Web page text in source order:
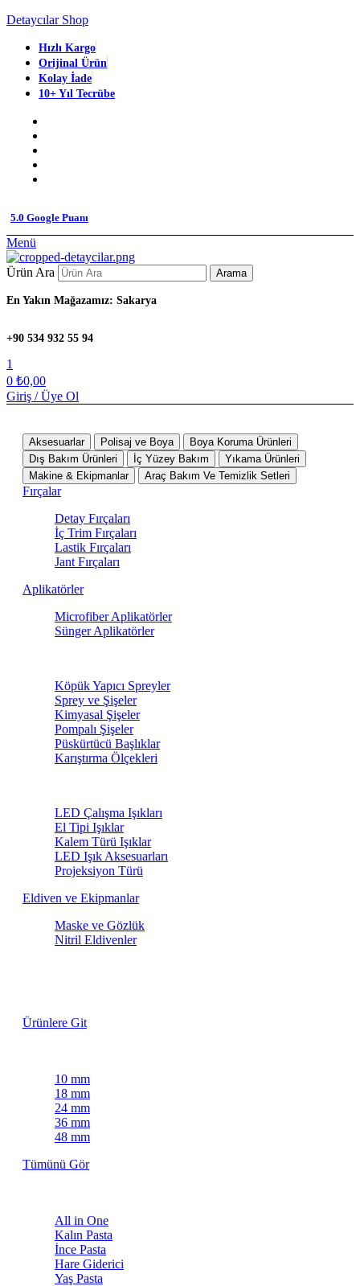
Detaycılar Shop
Hızlı Kargo
Orijinal Ürün
Kolay İade
10+ Yıl Tecrübe
5.0 Google Puanı
Menü
Ürün Ara Arama
En Yakın Mağazamız: Sakarya
+90 534 932 55 94
1
0 ₺0,00
Giriş / Üye Ol
Aksesuarlar Polisaj ve Boya
Boya Koruma Ürünleri
Dış Bakım Ürünleri
İç Yüzey Bakım
Yıkama Ürünleri
Makine & Ekipmanlar
Araç Bakım Ve Temizlik Setleri
Fırçalar
Detay Fırçaları
İç Trim Fırçaları
Lastik Fırçaları
Jant Fırçaları
Aplikatörler
Microfiber Aplikatörler
Sünger Aplikatörler
Köpük Yapıcı Spreyler
Sprey ve Şişeler
Kimyasal Şişeler
Pompalı Şişeler
Püskürtücü Başlıklar
Karıştırma Ölçekleri
LED Çalışma Işıkları
El Tipi Işıklar
Kalem Türü Işıklar
LED Işık Aksesuarları
Projeksiyon Türü
Eldiven ve Ekipmanlar
Maske ve Gözlük
Nitril Eldivenler
Ürünlere Git
10 mm
18 mm
24 mm
36 mm
48 mm
Tümünü Gör
All in One
Kalın Pasta
İnce Pasta
Hare Giderici
Yaş Pasta